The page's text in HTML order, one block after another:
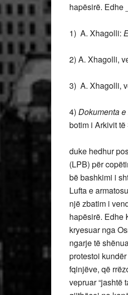
hapësirë. Edhe
1) A. Xhagolli:
2) A. Xhagolli,
3) A. Xhagolli,
4) Dokumenta
botim i Arkivit të
duke hedhur
(LPB) për
bë bashkimi i
Lufta e
një zbatim i
hapësirë. Edhe
kryesuar nga
ngarje të
protestoi
fqinjëve, që
vepruar “jashtë